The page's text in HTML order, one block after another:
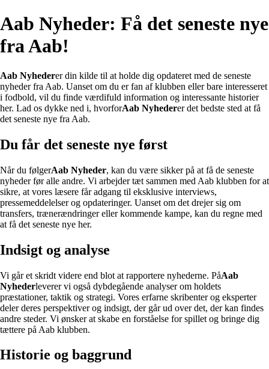
Aab Nyheder: Få det seneste nye
fra Aab!
Aab Nyhederer din kilde til at holde dig opdateret med de seneste
nyheder fra Aab. Uanset om du er fan af klubben eller bare interesseret
i fodbold, vil du finde værdifuld information og interessante historier
her. Lad os dykke ned i, hvorforAab Nyhederer det bedste sted at få
det seneste nye fra Aab.
Du får det seneste nye først
Når du følgerAab Nyheder, kan du være sikker på at få de seneste
nyheder før alle andre. Vi arbejder tæt sammen med Aab klubben for at
sikre, at vores læsere får adgang til eksklusive interviews,
pressemeddelelser og opdateringer. Uanset om det drejer sig om
transfers, trænerændringer eller kommende kampe, kan du regne med
at få det seneste nye her.
Indsigt og analyse
Vi går et skridt videre end blot at rapportere nyhederne. PåAab
Nyhederleverer vi også dybdegående analyser om holdets
præstationer, taktik og strategi. Vores erfarne skribenter og eksperter
deler deres perspektiver og indsigt, der går ud over det, der kan findes
andre steder. Vi ønsker at skabe en forståelse for spillet og bringe dig
tættere på Aab klubben.
Historie og baggrund